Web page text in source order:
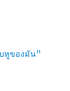
หูของมัน”